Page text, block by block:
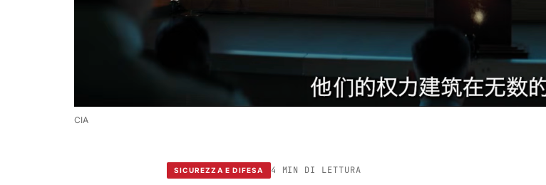
CIA
SICUREZZA E DIFESA 4 MIN DI LETTURA